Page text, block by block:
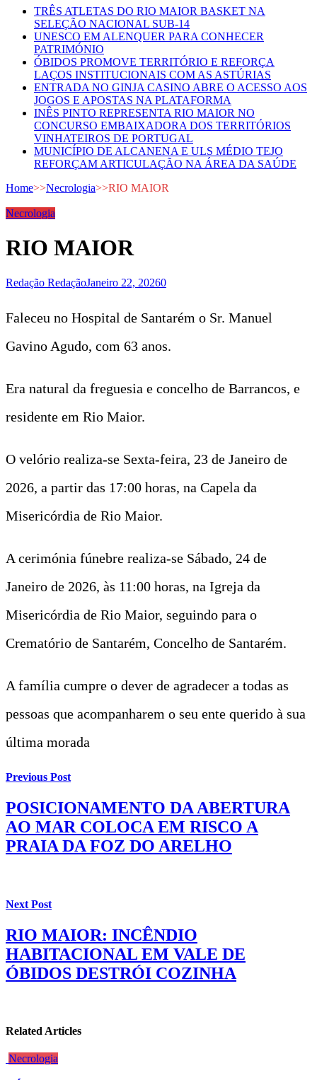
TRÊS ATLETAS DO RIO MAIOR BASKET NA
SELEÇÃO NACIONAL SUB-14
UNESCO EM ALENQUER PARA CONHECER
PATRIMÓNIO
ÓBIDOS PROMOVE TERRITÓRIO E REFORÇA
LAÇOS INSTITUCIONAIS COM AS ASTÚRIAS
ENTRADA NO GINJA CASINO ABRE O ACESSO AOS
JOGOS E APOSTAS NA PLATAFORMA
INÊS PINTO REPRESENTA RIO MAIOR NO
CONCURSO EMBAIXADORA DOS TERRITÓRIOS
VINHATEIROS DE PORTUGAL
MUNICÍPIO DE ALCANENA E ULS MÉDIO TEJO
REFORÇAM ARTICULAÇÃO NA ÁREA DA SAÚDE
Home>>Necrologia>>RIO MAIOR
Necrologia
RIO MAIOR
Redação RedaçãoJaneiro 22, 20260
Faleceu no Hospital de Santarém o Sr. Manuel
Gavino Agudo, com 63 anos.
Era natural da freguesia e concelho de Barrancos, e
residente em Rio Maior.
O velório realiza-se Sexta-feira, 23 de Janeiro de
2026, a partir das 17:00 horas, na Capela da
Misericórdia de Rio Maior.
A cerimónia fúnebre realiza-se Sábado, 24 de
Janeiro de 2026, às 11:00 horas, na Igreja da
Misericórdia de Rio Maior, seguindo para o
Crematório de Santarém, Concelho de Santarém.
A família cumpre o dever de agradecer a todas as
pessoas que acompanharem o seu ente querido à sua
última morada
Previous Post
POSICIONAMENTO DA ABERTURA
AO MAR COLOCA EM RISCO A
PRAIA DA FOZ DO ARELHO
Next Post
RIO MAIOR: INCÊNDIO
HABITACIONAL EM VALE DE
ÓBIDOS DESTRÓI COZINHA
Related Articles
Necrologia